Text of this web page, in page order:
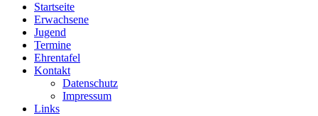
Startseite
Erwachsene
Jugend
Termine
Ehrentafel
Kontakt
Datenschutz
Impressum
Links